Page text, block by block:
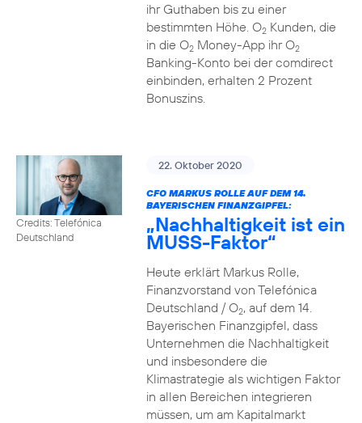
ihr Guthaben bis zu einer
bestimmten Höhe. O2Kunden, die
in die O2Money-App ihr O2
Banking-Konto bei der comdirect
einbinden, erhalten 2 Prozent
Bonuszins.
Credits: Telefónica
Deutschland
22. Oktober 2020
CFO MARKUS ROLLE AUF DEM 14.
BAYERISCHEN FINANZGIPFEL:
„Nachhaltigkeit ist ein
MUSS-Faktor“
Heute erklärt Markus Rolle,
Finanzvorstand von Telefónica
Deutschland / O2, auf dem 14.
Bayerischen Finanzgipfel, dass
Unternehmen die Nachhaltigkeit
und insbesondere die
Klimastrategie als wichtigen Faktor
in allen Bereichen integrieren
müssen, um am Kapitalmarkt